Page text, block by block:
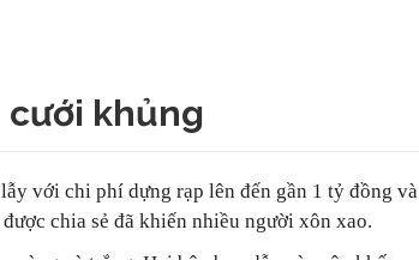
cưới khủng
với chi phí dựng rạp lên đến gần 1 tỷ đồng và
chia sẻ đã khiến nhiều người xôn xao.